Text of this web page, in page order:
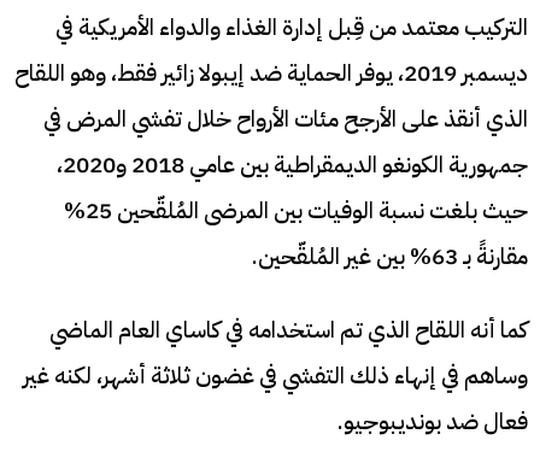
التركيب معتمد من قِبل إدارة الغذاء والدواء الأمريكية في
ديسمبر 2019، يوفر الحماية ضد إيبولا زائير فقط، وهو اللقاح
الذي أنقذ على الأرجح مئات الأرواح خلال تفشي المرض في
جمهورية الكونغو الديمقراطية بين عامي 2018 و2020،
حيث بلغت نسبة الوفيات بين المرضى المُلقّحين 25%
مقارنةً بـ 63% بين غير المُلقّحين.
كما أنه اللقاح الذي تم استخدامه في كاساي العام الماضي
وساهم في إنهاء ذلك التفشي في غضون ثلاثة أشهر، لكنه غير
فعال ضد بونديبوجيو.